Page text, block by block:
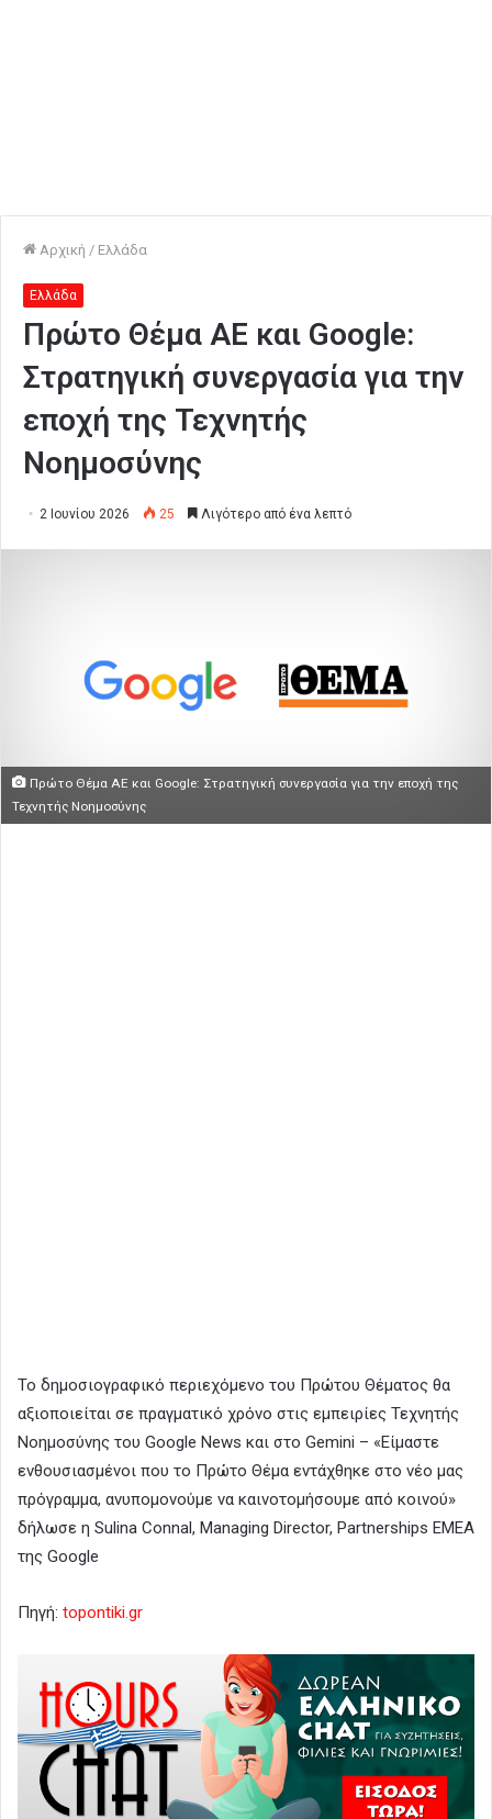
Αρχική / Ελλάδα
Ελλάδα
Πρώτο Θέμα ΑΕ και Google:
Στρατηγική συνεργασία για την
εποχή της Τεχνητής
Νοημοσύνης
2 Ιουνίου 2026 25 Λιγότερο από ένα λεπτό
Πρώτο Θέμα ΑΕ και Google: Στρατηγική συνεργασία για την εποχή της
Τεχνητής Νοημοσύνης
Το δημοσιογραφικό περιεχόμενο του Πρώτου Θέματος θα
αξιοποιείται σε πραγματικό χρόνο στις εμπειρίες Τεχνητής
Νοημοσύνης του Google News και στο Gemini – «Είμαστε
ενθουσιασμένοι που το Πρώτο Θέμα εντάχθηκε στο νέο μας
πρόγραμμα, ανυπομονούμε να καινοτομήσουμε από κοινού»
δήλωσε η Sulina Connal, Managing Director, Partnerships ΕΜΕΑ
της Google
Πηγή: topontiki.gr